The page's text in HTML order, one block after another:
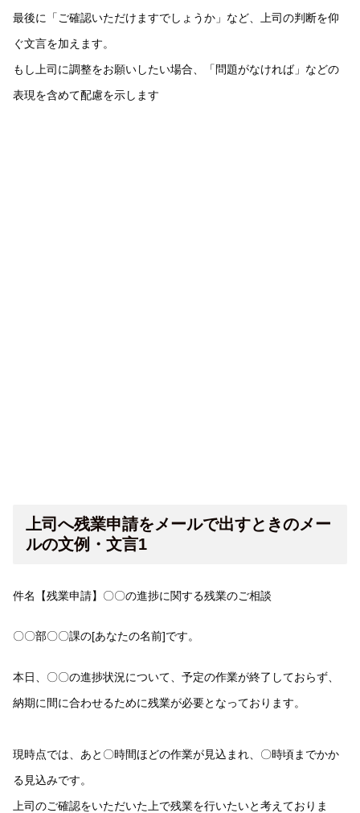
最後に「ご確認いただけますでしょうか」など、上司の判断を仰
ぐ文言を加えます。
もし上司に調整をお願いしたい場合、「問題がなければ」などの
表現を含めて配慮を示します
上司へ残業申請をメールで出すときのメー
ルの文例・文言1
件名【残業申請】〇〇の進捗に関する残業のご相談
〇〇部〇〇課の[あなたの名前]です。
本日、〇〇の進捗状況について、予定の作業が終了しておらず、
納期に間に合わせるために残業が必要となっております。
現時点では、あと〇時間ほどの作業が見込まれ、〇時頃までかか
る見込みです。
上司のご確認をいただいた上で残業を行いたいと考えておりま